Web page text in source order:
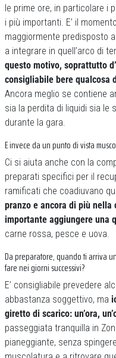
le prime ore, in particolare i
i più importanti. E’ il
maggiormente predisposto
a integrare in quell’arco di
questo motivo, soprattutto
consigliabile bere qualcosa
Ancora meglio se contiene
sia la perdita di liquidi sia le
durante la gara.
E invece da un punto di vista
Ci si aiuta anche con la
preparati specifici per il
ramificati che coadiuvano
pranzo e ancora di più nella
importante aggiungere una
carne rossa, pesce e uova.
Da preparatore, quando ti arriva
fare nei giorni successivi?
E’ consigliabile prevedere
abbastanza soggettivo, ma
giretto di scarico: un’ora,
passeggiata tranquilla in
pianeggiante, senza